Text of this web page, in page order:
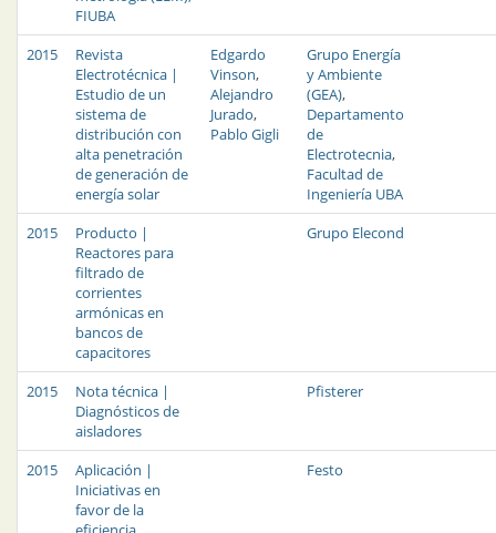
FIUBA
2015
Revista
Electrotécnica |
Estudio de un
sistema de
distribución con
alta penetración
de generación de
energía solar
Edgardo
Vinson,
Alejandro
Jurado,
Pablo Gigli
Grupo Energía
y Ambiente
(GEA),
Departamento
de
Electrotecnia,
Facultad de
Ingeniería UBA
2015
Producto |
Reactores para
filtrado de
corrientes
armónicas en
bancos de
capacitores
Grupo Elecond
2015
Nota técnica |
Diagnósticos de
aisladores
Pfisterer
2015
Aplicación |
Iniciativas en
favor de la
Festo